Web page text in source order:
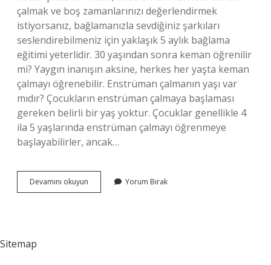
çalmak ve boş zamanlarınızı değerlendirmek
istiyorsanız, bağlamanızla sevdiğiniz şarkıları
seslendirebilmeniz için yaklaşık 5 aylık bağlama
eğitimi yeterlidir. 30 yaşından sonra keman öğrenilir
mi? Yaygın inanışın aksine, herkes her yaşta keman
çalmayı öğrenebilir. Enstrüman çalmanın yaşı var
mıdır? Çocukların enstrüman çalmaya başlaması
gereken belirli bir yaş yoktur. Çocuklar genellikle 4
ila 5 yaşlarında enstrüman çalmayı öğrenmeye
başlayabilirler, ancak…
Devamını okuyun
Yaşında
Yorum Bırak
Sitemap